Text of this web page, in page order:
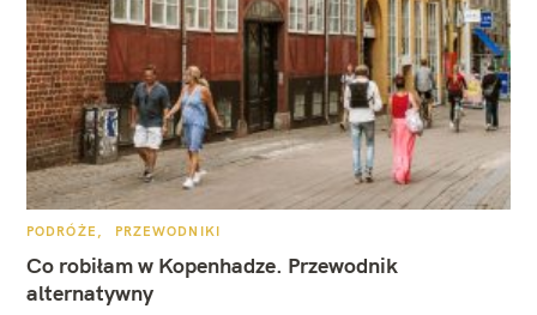
K
T
E
G
O
PODRÓŻE PRZEWODNIKI
Co robiłam w Kopenhadze. Przewodnik
alternatywny